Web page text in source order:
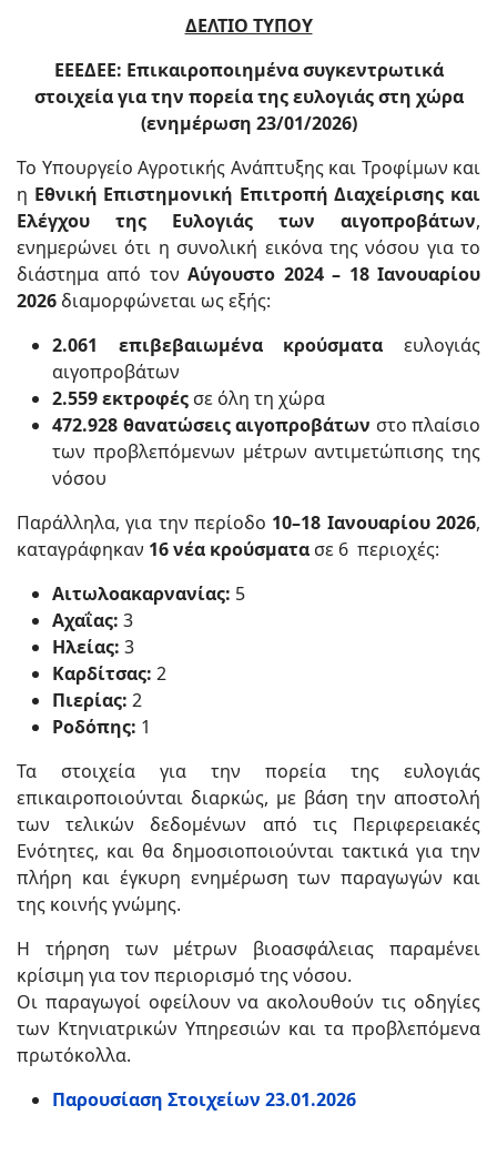
ΔΕΛΤΙΟ ΤΥΠΟΥ
ΕΕΕΔΕΕ: Επικαιροποιημένα συγκεντρωτικά
στοιχεία για την πορεία της ευλογιάς στη χώρα
(ενημέρωση 23/01/2026)
Το Υπουργείο Αγροτικής Ανάπτυξης και Τροφίμων και
η Εθνική Επιστημονική Επιτροπή Διαχείρισης και
Ελέγχου της Ευλογιάς των αιγοπροβάτων,
ενημερώνει ότι η συνολική εικόνα της νόσου για το
διάστημα από τονΑύγουστο 2024 – 18 Ιανουαρίου
2026 διαμορφώνεται ως εξής:
2.061 επιβεβαιωμένα κρούσματα ευλογιάς
αιγοπροβάτων
2.559 εκτροφές σε όλη τη χώρα
472.928 θανατώσεις αιγοπροβάτων στο πλαίσιο
των προβλεπόμενων μέτρων αντιμετώπισης της
νόσου
Παράλληλα, για την περίοδο 10–18 Ιανουαρίου 2026,
καταγράφηκαν 16 νέα κρούσματα σε 6 περιοχές:
Αιτωλοακαρνανίας: 5
Αχαΐας: 3
Ηλείας: 3
Καρδίτσας: 2
Πιερίας: 2
Ροδόπης: 1
Τα στοιχεία για την πορεία της ευλογιάς
επικαιροποιούνται διαρκώς, με βάση την αποστολή
των τελικών δεδομένων από τις Περιφερειακές
Ενότητες, και θα δημοσιοποιούνται τακτικά για την
πλήρη και έγκυρη ενημέρωση των παραγωγών και
της κοινής γνώμης.
Η τήρηση των μέτρων βιοασφάλειας παραμένει
κρίσιμη για τον περιορισμό της νόσου.
Οι παραγωγοί οφείλουν να ακολουθούν τις οδηγίες
των Κτηνιατρικών Υπηρεσιών και τα προβλεπόμενα
πρωτόκολλα.
Παρουσίαση Στοιχείων 23.01.2026